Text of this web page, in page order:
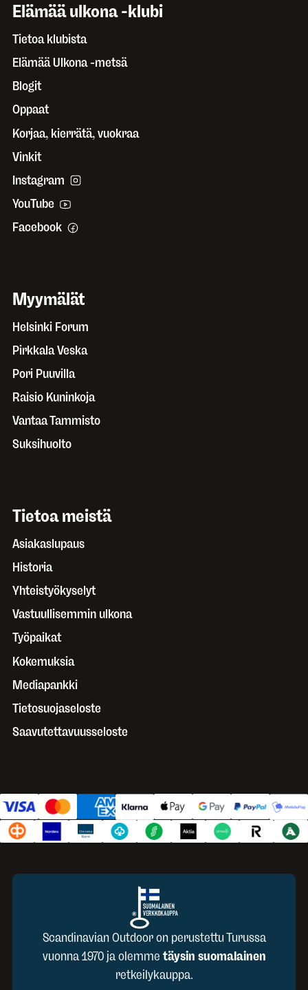
Elämää ulkona -klubi
Tietoa klubista
Elämää Ulkona -metsä
Blogit
Oppaat
Korjaa, kierrätä, vuokraa
Vinkit
Instagram
YouTube
Facebook
Myymälät
Helsinki Forum
Pirkkala Veska
Pori Puuvilla
Raisio Kuninkoja
Vantaa Tammisto
Suksihuolto
Tietoa meistä
Asiakaslupaus
Historia
Yhteistyökyselyt
Vastuullisemmin ulkona
Työpaikat
Kokemuksia
Mediapankki
Tietosuojaseloste
Saavutettavuusseloste
Scandinavian Outdoor on perustettu Turussa
vuonna 1970 ja olemme täysin suomalainen
retkeilykauppa.